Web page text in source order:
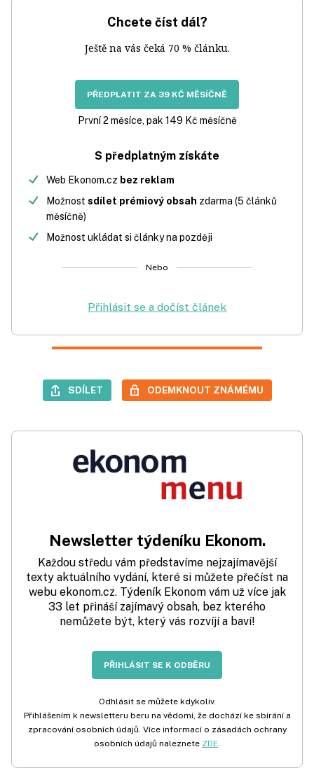
Chcete číst dál?
Ještě na vás čeká 70 % článku.
PŘEDPLATIT ZA 39 KČ MĚSÍČNĚ
První 2 měsíce, pak 149 Kč měsíčně
S předplatným získáte
Web Ekonom.cz bez reklam
Možnost sdílet prémiový obsah zdarma (5 článků
měsíčně)
Možnost ukládat si články na později
Nebo
Přihlásit se a dočíst článek
SDÍLET ODEMKNOUT ZNÁMÉMU
Newsletter týdeníku Ekonom.
Každou středu vám představíme nejzajímavější
texty aktuálního vydání, které si můžete přečíst na
webu ekonom.cz. Týdeník Ekonom vám už více jak
33 let přináší zajímavý obsah, bez kterého
nemůžete být, který vás rozvíjí a baví!
PŘIHLÁSIT SE K ODBĚRU
Odhlásit se můžete kdykoliv.
Přihlášením k newsletteru beru na vědomí, že dochází ke sbírání a
zpracování osobních údajů. Více informací o zásadách ochrany
osobních údajů naleznete ZDE.